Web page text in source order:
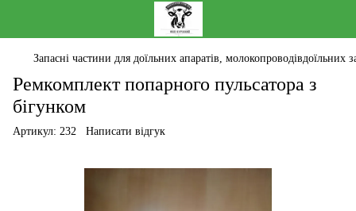
Запасні частини для доїльних апаратів, молокопроводівдоїльних
Ремкомплект попарного пульсатора з
бігунком
Артикул: 232 Написати відгук